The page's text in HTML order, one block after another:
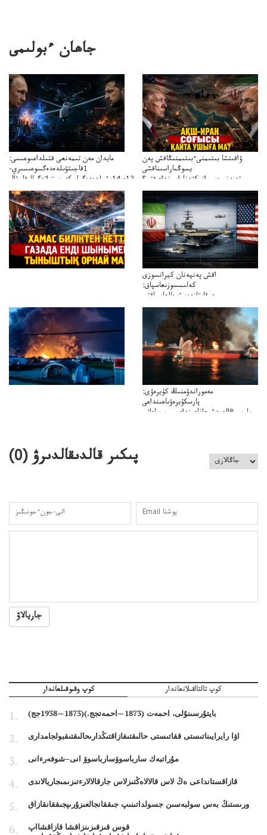
جاھان ءبولىمى
مايدان مەن تىمەنعى قتىلداعىوعىسى:
1قاجىتۋىلدەدەگسوعىسىري-
سترات12ي14ىشىلدەدەگىاسكەريستراتەگيالىقاحۋال
ۋاقىتشا بىتىمنىءبىتىمنىڭاقش پەن
يسوڭىاراسىناقشى
تەپەنىرەسيرانىكتەناراسىنداعىقتى؟
تەكەتىرەسنەلىكتەنقايتاۋشىقتى؟
اقش پەنپەنان كيرانسوزى
كەلىسسوزىعاسپاق:
دوقايتازدەسۋىجالعاسپاقتى
باسەڭدەتدوحا؟
كەزدەسۋىشيەلەنىستىباسەڭدەتەمە؟
مەموراندۋمنىڭ كۇيرەۋى:
پارسكۇيرەۋىاعىنداعى
پارسى&الەمدشىعاناعىنداعىسىن ساعاتى
پىكىر قالدىقالدىرۋ (0
)
جاريالاۋ
كوپ وقىوقىلعاندار كوپ تالتالقىلانعاندار
بايتۇرسىنۇلى، احمەت (1873—احمەتجج.)(1873—1938جج)
اۋا رايرايىناتىستى ققاتىستى حالىقتىقازاقتىڭدارىحالىقتىقبولجامدارى
مۇراتبەك سارباسوۆسارباسوۆ انى–شوفەرءانى
قازاقستانداعى ەڭ لاس قالالاەڭتىزلاس جارقالالارءتىزىمىجاريالاندى
ورىستىڭ بەس سولبەسىن جسولداتىنىپ جىققانجالعىزۇرىپجىققانقازاق
قوس قىزقىزىنزاقشا قازاقشااپ